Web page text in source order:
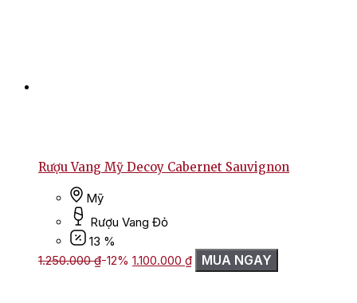
Rượu Vang Mỹ Decoy Cabernet Sauvignon
Mỹ
Rượu Vang Đỏ
13 %
1.250.000₫-12% Giá
gốc
1.100.000 ₫Giá
hiện
MUA NGAY